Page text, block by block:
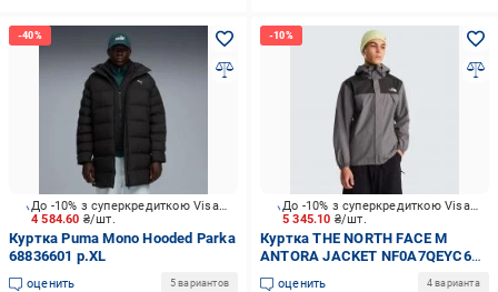
4 584.60 ₴/шт.
До -10% з суперкредиткою Visa Вигода
Куртка Puma Mono Hooded Parka
68836601 р.XL
оценить 5 вариантов
5 345.10 ₴/шт.
До -10% з суперкредиткою Visa Вигода
Куртка THE NORTH FACE M
ANTORA JACKET NF0A7QEYC6B1
р.M серая
оценить 4 варианта